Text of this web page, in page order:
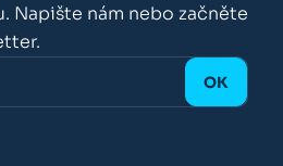
Napište nám nebo začněte